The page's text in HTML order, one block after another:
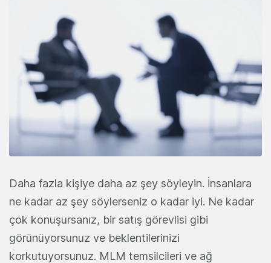
Daha fazla kişiye daha az şey söyleyin. İnsanlara
ne kadar az şey söylerseniz o kadar iyi. Ne kadar
çok konuşursanız, bir satış görevlisi gibi
görünüyorsunuz ve beklentilerinizi
korkutuyorsunuz. MLM temsilcileri ve ağ